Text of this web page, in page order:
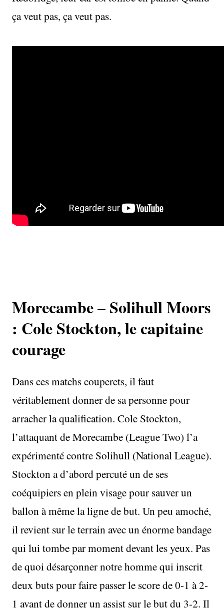
ça veut pas, ça veut pas.
Morecambe – Solihull Moors
: Cole Stockton, le capitaine
courage
Dans ces matchs couperets, il faut
véritablement donner de sa personne pour
arracher la qualification. Cole Stockton,
l’attaquant de Morecambe (League Two) l’a
expérimenté contre Solihull (National League).
Stockton a d’abord percuté un de ses
coéquipiers en plein visage pour sauver un
ballon à même la ligne de but. Un peu amoché,
il revient sur le terrain avec un énorme bandage
qui lui tombe par moment devant les yeux. Pas
de quoi désarçonner notre homme qui inscrit
deux buts pour faire passer le score de 0-1 à 2-
1 avant de donner un assist sur le but du 3-2. Il